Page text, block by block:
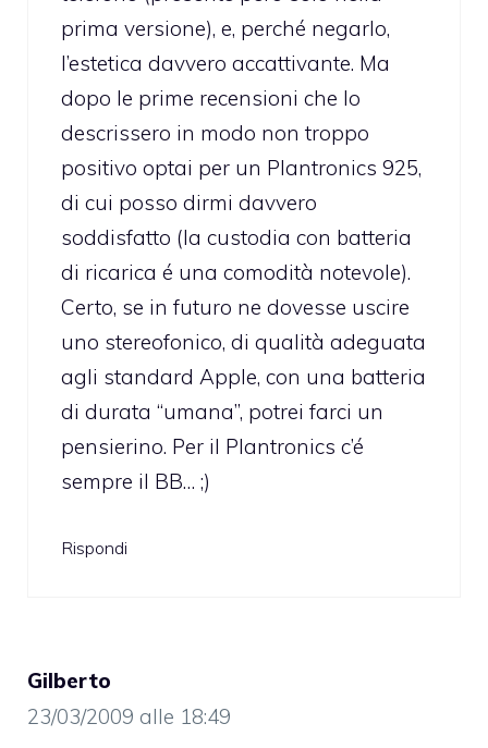
prima versione), e, perché negarlo,
l’estetica davvero accattivante. Ma
dopo le prime recensioni che lo
descrissero in modo non troppo
positivo optai per un Plantronics 925,
di cui posso dirmi davvero
soddisfatto (la custodia con batteria
di ricarica é una comodità notevole).
Certo, se in futuro ne dovesse uscire
uno stereofonico, di qualità adeguata
agli standard Apple, con una batteria
di durata “umana”, potrei farci un
pensierino. Per il Plantronics c’é
sempre il BB… ;)
Rispondi
Gilberto
23/03/2009 alle 18:49